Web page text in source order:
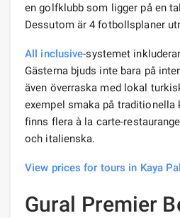
en golfklubb som ligger på en
Dessutom är 4 fotbollsplaner
All inclusive-systemet
Gästerna bjuds inte bara på
även överraska med lokal
exempel smaka på traditionella
finns flera à la carte-
och italienska.
View prices for tours in Kaya
Gural Premier